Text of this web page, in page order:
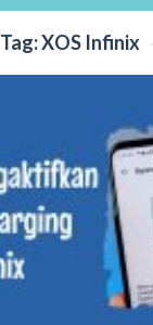
Tag:XOS Infinix